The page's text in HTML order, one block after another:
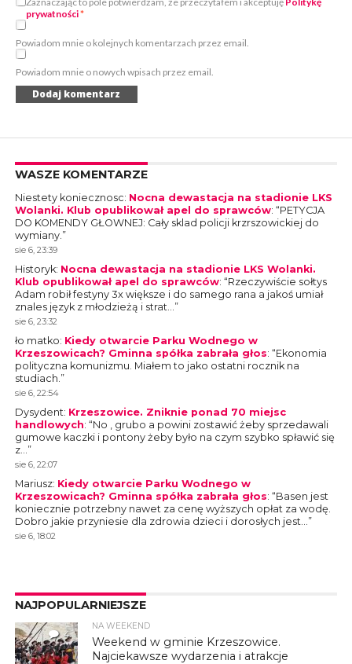
prywatności*
Powiadom mnie o kolejnych komentarzach przez email.
Powiadom mnie o nowych wpisach przez email.
WASZE KOMENTARZE
Niestety koniecznosc: Nocna dewastacja na stadionie LKS
Wolanki. Klub opublikował apel do sprawców: “PETYCJA
DO KOMENDY GŁOWNEJ: Cały sklad policji krzrszowickiej do
wymiany. ”
sie 6, 23:39
Historyk: Nocna dewastacja na stadionie LKS Wolanki.
Klub opublikował apel do sprawców: “Rzeczywiście sołtys
Adam robił festyny 3x większe i do samego rana a jakoś umiał
znales język z młodzieżą i strat… ”
sie 6, 23:32
ło matko: Kiedy otwarcie Parku Wodnego w
Krzeszowicach? Gminna spółka zabrała głos: “Ekonomia
polityczna komunizmu. Miałem to jako ostatni rocznik na
studiach. ”
sie 6, 22:54
Dysydent: Krzeszowice. Zniknie ponad 70 miejsc
handlowych: “No , grubo a powini zostawić żeby sprzedawali
gumowe kaczki i pontony żeby było na czym szybko spławić się
z… ”
sie 6, 22:07
Mariusz: Kiedy otwarcie Parku Wodnego w
Krzeszowicach? Gminna spółka zabrała głos: “Basen jest
koniecznie potrzebny nawet za cenę wyższych opłat za wodę.
Dobro jakie przyniesie dla zdrowia dzieci i dorosłych jest… ”
sie 6, 18:02
NAJPOPULARNIEJSZE
4
NA WEEKEND
Weekend w gminie Krzeszowice.
Najciekawsze wydarzenia i atrakcje